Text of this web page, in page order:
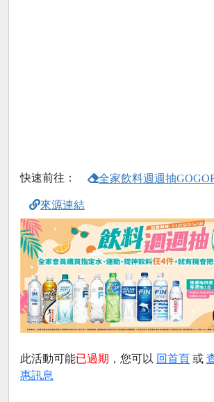
快速前往： 全家飲料週週抽
來源連結
此活動可能已過期 ，您可以 回首頁 或
惠訊息